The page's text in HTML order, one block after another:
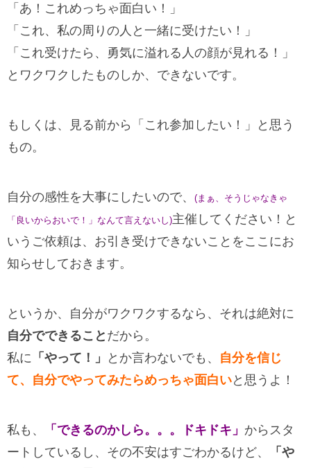
「あ！これめっちゃ面白い！」
「これ、私の周りの人と一緒に受けたい！」
「これ受けたら、勇気に溢れる人の顔が見れる！」
とワクワクしたものしか、できないです。
もしくは、見る前から「これ参加したい！」と思う
もの。
自分の感性を大事にしたいので、 (まぁ、そうじゃなきゃ
「良いからおいで！」なんて言えないし)主催してください！と
いうご依頼は、お引き受けできないことをここにお
知らせしておきます。
というか、自分がワクワクするなら、それは絶対に
自分でできること だから。
私に 「やって！」 とか言わないでも、 自分を信じ
て、自分でやってみたらめっちゃ面白いと思うよ！
私も、 「できるのかしら。。。ドキドキ」 からスタ
ートしているし、その不安はすごわかるけど、
「や